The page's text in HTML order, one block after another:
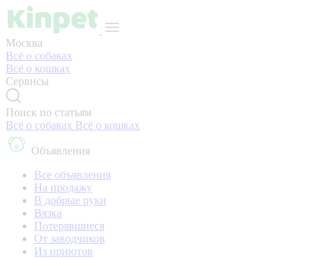
Москва
Всё о собаках
Всё о кошках
Сервисы
Поиск по статьям
Всё о собаках Всё о кошках
Объявления
Все объявления
На продажу
В добрые руки
Вязка
Потерявшиеся
От заводчиков
Из приютов